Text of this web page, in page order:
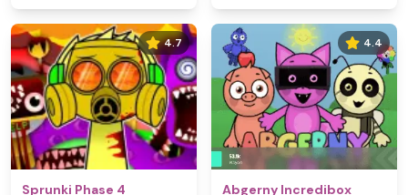
4.7
Sprunki Phase 4
4.4
Abgerny Incredibox